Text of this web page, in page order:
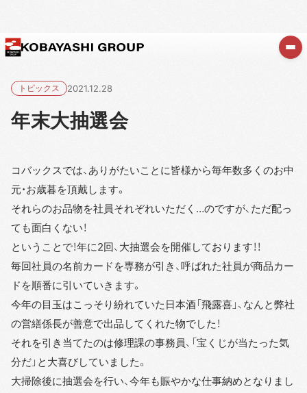
トピックス 2021.12.28
年末大抽選会
コバックスでは、ありがたいことに皆様から毎年数多くのお中
元・お歳暮を頂戴します。
それらのお品物を社員それぞれいただく…のですが、ただ配っ
ても面白くない！
ということで！年に2回、大抽選会を開催しております！！
毎回社員の名前カードを専務が引き、呼ばれた社員が商品カー
ドを順番に引いていきます。
今年の目玉はこっそり紛れていた日本酒「飛露喜」、なんと弊社
の営繕係長が善意で出品してくれた物でした！
それを引き当てたのは修理課の事務員、「宝くじが当たった気
分だ」と大喜びしていました。
大掃除後に抽選会を行い、今年も賑やかな仕事納めとなりまし